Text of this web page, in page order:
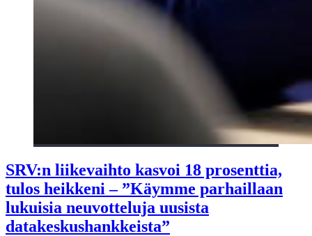
SRV:n liikevaihto kasvoi 18 prosenttia,
tulos heikkeni – ”Käymme parhaillaan
lukuisia neuvotteluja uusista
datakeskushankkeista”